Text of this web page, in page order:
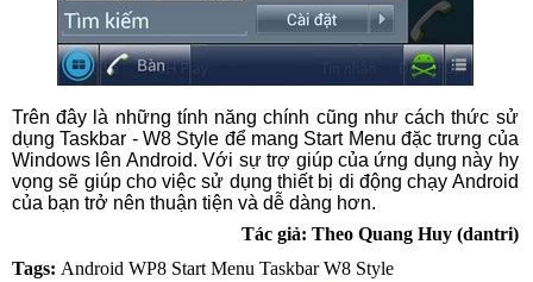
Trên đây là những tính năng chính cũng như cách thức sử
dụng Taskbar - W8 Style để mang Start Menu đặc trưng của
Windows lên Android. Với sự trợ giúp của ứng dụng này hy
vọng sẽ giúp cho việc sử dụng thiết bị di động chạy Android
của bạn trở nên thuận tiện và dễ dàng hơn.
Tác giả: Theo Quang Huy (dantri)
Tags: Android WP8 Start Menu Taskbar W8 Style